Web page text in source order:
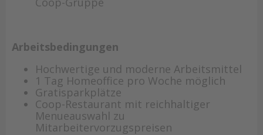
Arbeitsbedingungen
Hochwertige und moderne Arbeitsmittel
1 Tag Homeoffice pro Woche möglich
Gratisparkplätze
Coop-Restaurant mit reichhaltiger
Menueauswahl zu
Mitarbeitervorzugspreisen